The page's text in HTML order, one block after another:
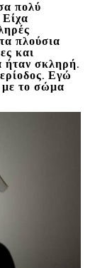
πολύ
πλούσια
και
ήταν σκληρή.
Εγώ
με το σώμα